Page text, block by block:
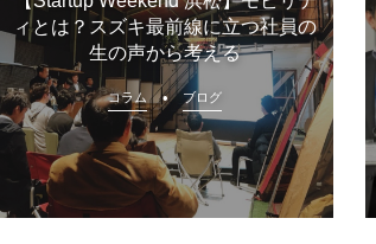
ィとは？スズキ最前線に立つ社員の
生の声から考える
コラム ブログ